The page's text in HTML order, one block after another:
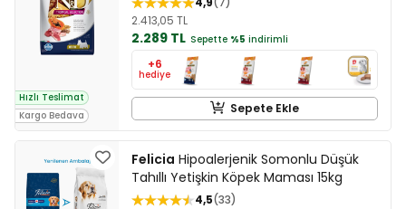
Hızlı Teslimat
Kargo Bedava
2.413,05 TL
2.289 TL Sepette %5 indirimli
+6
hediye
Sepete Ekle
Felicia Hipoalerjenik Somonlu Düşük
Tahıllı Yetişkin Köpek Maması 15kg
4,5 33